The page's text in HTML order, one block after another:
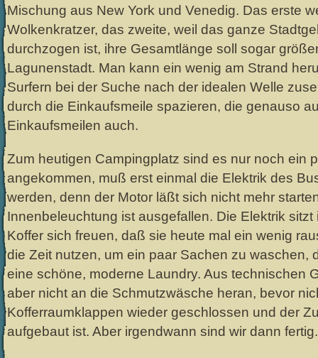
Mischung aus New York und Venedig. Das erste
Wolkenkratzer, das zweite, weil das ganze
durchzogen ist, ihre Gesamtlänge soll sogar
Lagunenstadt. Man kann ein wenig am Strand
Surfern bei der Suche nach der idealen Welle
durch die Einkaufsmeile spazieren, die genauso
Einkaufsmeilen auch.
Zum heutigen Campingplatz sind es nur noch ein
angekommen, muß erst einmal die Elektrik des
werden, denn der Motor läßt sich nicht mehr
Innenbeleuchtung ist ausgefallen. Die Elektrik sitzt
Koffer sich freuen, daß sie heute mal ein wenig
die Zeit nutzen, um ein paar Sachen zu waschen,
eine schöne, moderne Laundry. Aus technischen
aber nicht an die Schmutzwäsche heran, bevor
Kofferraumklappen wieder geschlossen und der
aufgebaut ist. Aber irgendwann sind wir dann fertig.